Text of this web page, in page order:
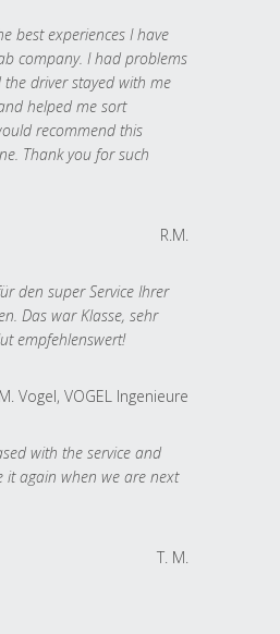
best experiences I have
company. I had problems
driver stayed with me
helped me sort
recommend this
Thank you for such
R.M.
den super Service Ihrer
Das war Klasse, sehr
empfehlenswert!
M. Vogel, VOGEL Ingenieure
with the service and
it again when we are next
T. M.